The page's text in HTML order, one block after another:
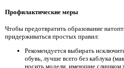
Профилактические меры
Чтобы предотвратить образование
придерживаться простых правил:
Рекомендуется выбирать
обувь, лучше всего без каблука
носить модели, имеющие слишком